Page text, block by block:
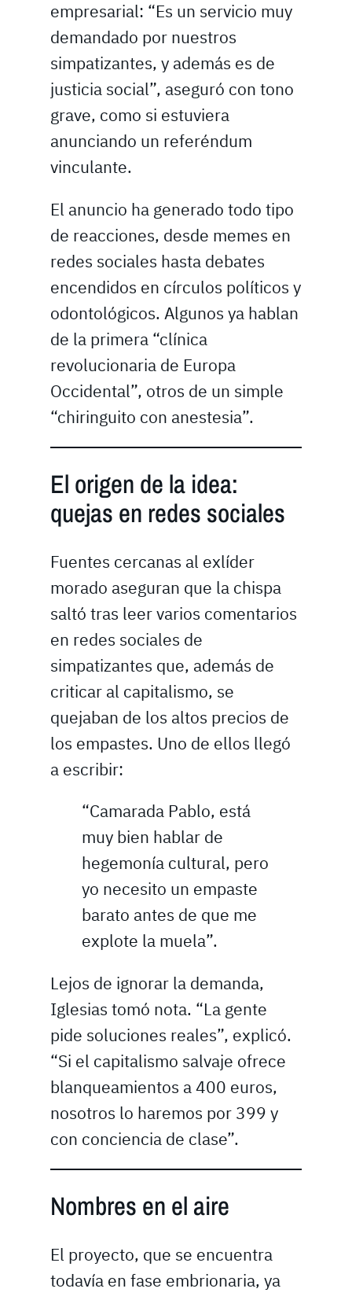
empresarial: “Es un servicio muy
demandado por nuestros
simpatizantes, y además es de
justicia social”, aseguró con tono
grave, como si estuviera
anunciando un referéndum
vinculante.
El anuncio ha generado todo tipo
de reacciones, desde memes en
redes sociales hasta debates
encendidos en círculos políticos y
odontológicos. Algunos ya hablan
de la primera “clínica
revolucionaria de Europa
Occidental”, otros de un simple
“chiringuito con anestesia”.
El origen de la idea:
quejas en redes sociales
Fuentes cercanas al exlíder
morado aseguran que la chispa
saltó tras leer varios comentarios
en redes sociales de
simpatizantes que, además de
criticar al capitalismo, se
quejaban de los altos precios de
los empastes. Uno de ellos llegó
a escribir:
“Camarada Pablo, está
muy bien hablar de
hegemonía cultural, pero
yo necesito un empaste
barato antes de que me
explote la muela”.
Lejos de ignorar la demanda,
Iglesias tomó nota. “La gente
pide soluciones reales”, explicó.
“Si el capitalismo salvaje ofrece
blanqueamientos a 400 euros,
nosotros lo haremos por 399 y
con conciencia de clase”.
Nombres en el aire
El proyecto, que se encuentra
todavía en fase embrionaria, ya